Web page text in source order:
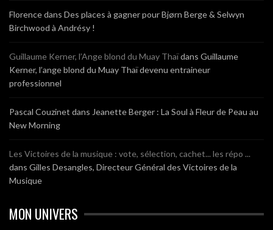
Florencedans Des places à gagner pour Bjørn Berge & Selwyn
Birchwood à Andrésy !
Guillaume Kerner, l’Ange blond du Muay Thaïdans Guillaume
Kerner, l’ange blond du Muay Thaï devenu entraineur
professionnel
Pascal Couzinet dans Jeanette Berger : La Soul à Fleur de Peau au
New Morning
Les Victoires de la musique : vote, sélection, cachet... les répo ...
dans Gilles Desangles, Directeur Général des Victoires de la
Musique
MON UNIVERS